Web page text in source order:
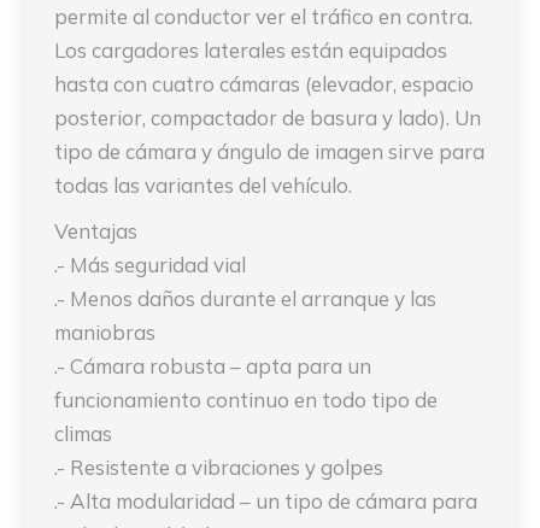
permite al conductor ver el tráfico en contra.
Los cargadores laterales están equipados
hasta con cuatro cámaras (elevador, espacio
posterior, compactador de basura y lado). Un
tipo de cámara y ángulo de imagen sirve para
todas las variantes del vehículo.
Ventajas
.- Más seguridad vial
.- Menos daños durante el arranque y las
maniobras
.- Cámara robusta – apta para un
funcionamiento continuo en todo tipo de
climas
.- Resistente a vibraciones y golpes
.- Alta modularidad – un tipo de cámara para